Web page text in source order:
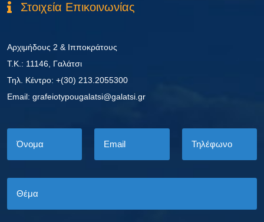
Στοιχεία Επικοινωνίας
Αρχιμήδους 2 & Ιπποκράτους
Τ.Κ.: 11146, Γαλάτσι
Τηλ. Κέντρο: +(30) 213.2055300
Εmail: grafeiotypougalatsi@galatsi.gr